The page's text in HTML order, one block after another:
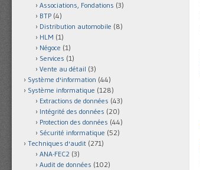
Associations, Fondations (3)
BTP (4)
Distribution automobile (8)
HLM (1)
Négoce (1)
Services (1)
Vente au détail (3)
Système d'information (44)
Système informatique (128)
Extractions de données (43)
Intégrité des données (20)
Protection des données (44)
Sécurité informatique (52)
Techniques d'audit (271)
ANA-FEC2 (3)
Audit de données (102)